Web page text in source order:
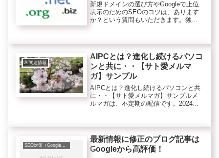
新規ドメインの選び方やGoogleで上位
表示のためのSEOのコツは、あります
か？という質問もいただきます。独自
自ドメインの取得の際に悩むのがパワ
ーがある中古ドメインにしよう...
AI関連情報
AIPCとは？進化し続けるパソコ
ンと共に・・【サト愛メルマ
ガ】サンプル
AIPCとは？進化し続けるパソコンと共
に・・【サト愛メルマガ】サンプルメ
ルマガは、不定期の配信です。2024年4
能性もあります。メルマガ読者様は、
専用のバックナンバーサ...
SEO対策（Googleなど検索エンジンのこと）
最新情報に修正のブログ記事は
Googleから高評価！